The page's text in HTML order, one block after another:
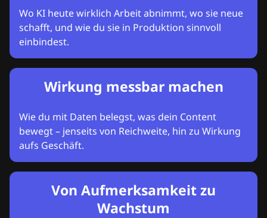
Wo KI heute wirklich Arbeit abnimmt, wo sie neue
schafft, und wie du sie in Produktion sinnvoll
einbindest.
Wirkung messbar machen
Wie du mit Daten belegst, was dein Content
bewegt – jenseits von Reichweite, hin zu Wirkung
aufs Geschäft.
Von Aufmerksamkeit zu
Wachstum